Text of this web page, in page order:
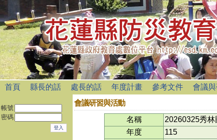
首頁 縣長的話 處長的話 年度計畫 參考文件 會議
帳號
密碼
會議研習與活動
名稱
20260325秀
年度
115